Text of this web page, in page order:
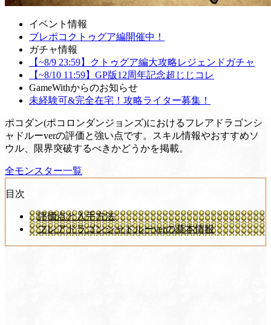
イベント情報
ブレポコクトゥグア編開催中！
ガチャ情報
【~8/9 23:59】クトゥグア編大攻略レジェンドガチャ
【~8/10 11:59】GP版12周年記念超じじコレ
GameWithからのお知らせ
未経験可&完全在宅！攻略ライター募集！
ポコダン(ポコロンダンジョンズ)におけるフレアドラゴンシ
ャドルーverの評価と強い点です。スキル情報やおすすめソ
ウル、限界突破するべきかどうかを掲載。
全モンスター一覧
目次
評価点と入手方法
フレアドラゴンシャドルーverの基本情報